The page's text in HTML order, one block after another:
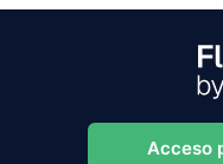
Acceso